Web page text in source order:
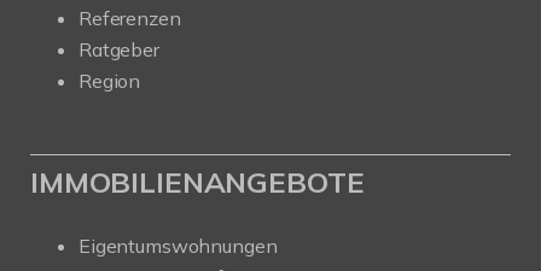
Referenzen
Ratgeber
Region
IMMOBILIENANGEBOTE
Eigentumswohnungen